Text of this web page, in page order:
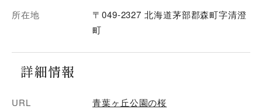
所在地
〒049-2327 北海道茅部郡森町字清澄
町
詳細情報
URL 青葉ヶ丘公園の桜